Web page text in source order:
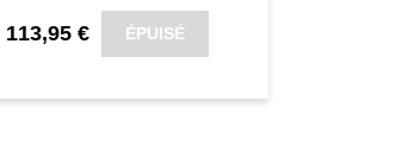
113,95 € ÉPUISÉ